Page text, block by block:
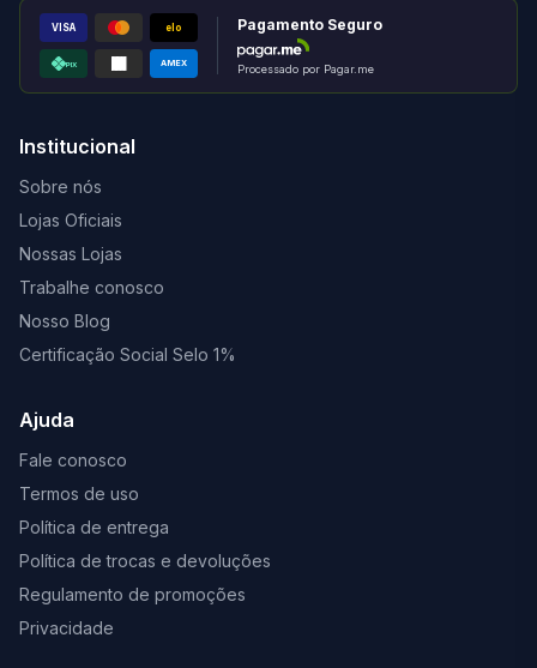
VISA elo
PIX AMEX
Pagamento Seguro
Processado por Pagar.me
Institucional
Sobre nós
Lojas Oficiais
Nossas Lojas
Trabalhe conosco
Nosso Blog
Certificação Social Selo 1%
Ajuda
Fale conosco
Termos de uso
Política de entrega
Política de trocas e devoluções
Regulamento de promoções
Privacidade